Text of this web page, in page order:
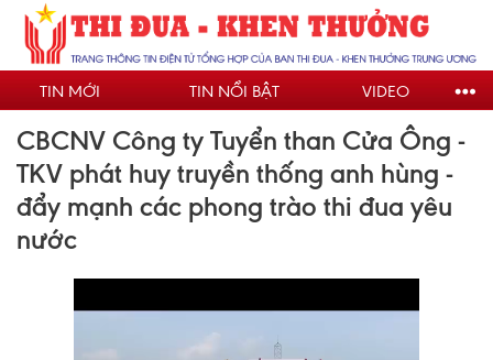
Nhảy
đến
nội
dungTIN MỚI TIN NỔI BẬT VIDEO
CBCNV Công ty Tuyển than Cửa Ông -
TKV phát huy truyền thống anh hùng -
đẩy mạnh các phong trào thi đua yêu
nước